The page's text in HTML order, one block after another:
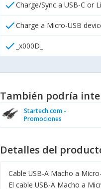
checkCharge/Sync a USB-C or
checkCharge a Micro-USB
check _x000D_
También podría
Startech.com -
Promociones
Detalles del
Cable USB-A Macho a
El cable USB-A Macho a